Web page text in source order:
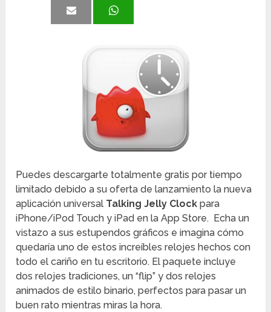
Puedes descargarte totalmente gratis por tiempo
limitado debido a su oferta de lanzamiento la nueva
aplicación universal Talking Jelly Clock para
iPhone/iPod Touch y iPad en la App Store. Echa un
vistazo a sus estupendos gráficos e imagina cómo
quedaría uno de estos increíbles relojes hechos con
todo el cariño en tu escritorio. El paquete incluye
dos relojes tradiciones, un “flip” y dos relojes
animados de estilo binario, perfectos para pasar un
buen rato mientras miras la hora.